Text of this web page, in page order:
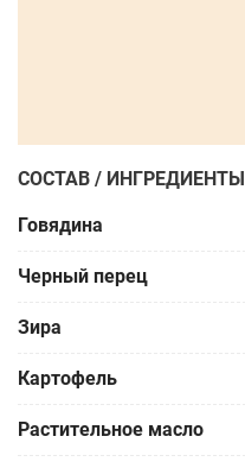
СОСТАВ / ИНГРЕДИЕНТЫ
Говядина
Черный перец
Зира
Картофель
Растительное масло